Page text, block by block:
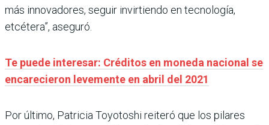
más innovadores, seguir invirtiendo en tecnología,
etcétera”, aseguró.
Te puede interesar: Créditos en moneda nacional se
encarecieron levemente en abril del 2021
Por último, Patricia Toyotoshi reiteró que los pilares